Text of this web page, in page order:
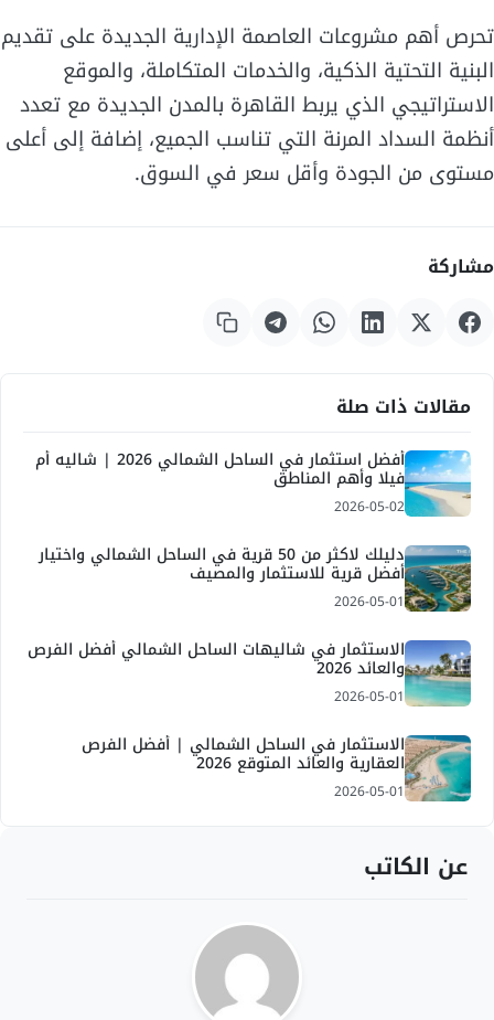
تحرص أهم مشروعات العاصمة الإدارية الجديدة على تقديم
البنية التحتية الذكية، والخدمات المتكاملة، والموقع
الاستراتيجي الذي يربط القاهرة بالمدن الجديدة مع تعدد
أنظمة السداد المرنة التي تناسب الجميع، إضافة إلى أعلى
مستوى من الجودة وأقل سعر في السوق.
مشاركة
مقالات ذات صلة
أفضل استثمار في الساحل الشمالي 2026 | شاليه أم
فيلا وأهم المناطق
2026-05-02
دليلك لاكثر من 50 قرية في الساحل الشمالي واختيار
أفضل قرية للاستثمار والمصيف
2026-05-01
الاستثمار في شاليهات الساحل الشمالي أفضل الفرص
والعائد 2026
2026-05-01
الاستثمار في الساحل الشمالي | أفضل الفرص
العقارية والعائد المتوقع 2026
2026-05-01
عن الكاتب